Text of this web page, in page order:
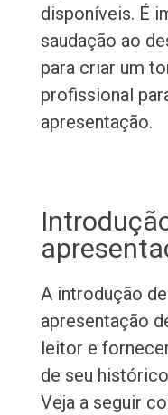
disponíveis. É
saudação ao
para criar um
profissional
apresentação.
A introdução
apresentação
leitor e
de seu
Veja a seguir